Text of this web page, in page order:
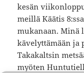
kesän
meillä Käätis
mukanaan. Minä
kävelyttämään ja
Takakaltsin
myöten